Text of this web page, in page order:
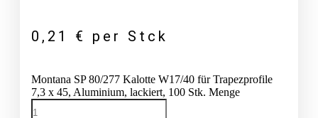
0,21 € per Stck
Montana SP 80/277 Kalotte W17/40 für Trapezprofile
7,3 x 45, Aluminium, lackiert, 100 Stk. Menge